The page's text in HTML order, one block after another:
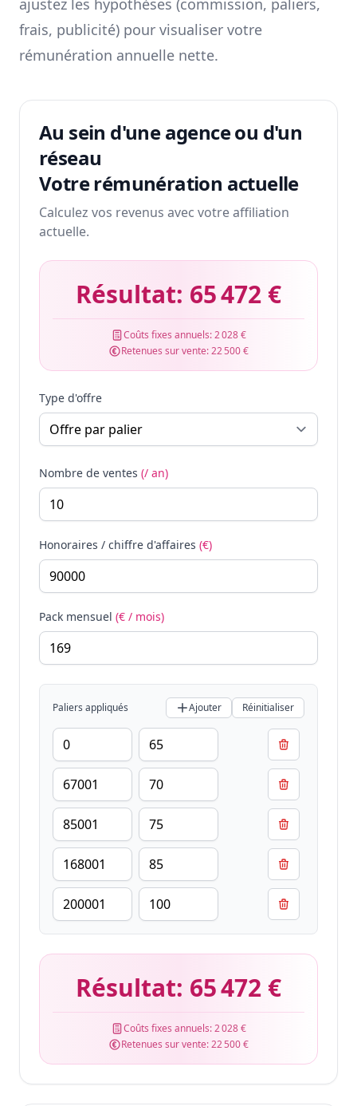
ajustez les hypothèses (commission, paliers,
frais, publicité) pour visualiser votre
rémunération annuelle nette.
Au sein d'une agence ou d'un
réseau
Votre rémunération actuelle
Calculez vos revenus avec votre affiliation
actuelle.
Résultat: 65 472 €
Coûts fixes annuels:2 028 €
Retenues sur vente:22 500 €
Type d'offre
Nombre de ventes (/ an)
Honoraires / chiffre d'affaires (€)
Pack mensuel (€ / mois)
Paliers appliqués Ajouter Réinitialiser
Résultat: 65 472 €
Coûts fixes annuels:2 028 €
Retenues sur vente:22 500 €